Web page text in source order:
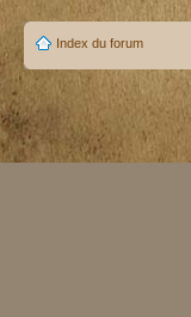
Index du forum